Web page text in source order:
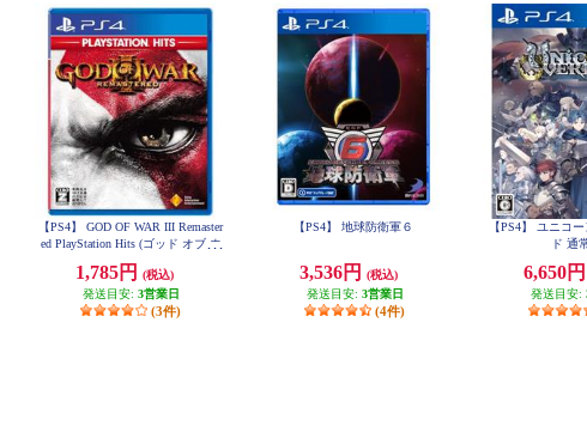
【PS4】 GOD OF WAR III Remaster
ed PlayStation Hits (ゴッド オブ ウ
1,785円
(税込)
発送目安: 3営業日
(3件)
【PS4】 地球防衛軍６
3,536円
(税込)
発送目安: 3営業日
(4件)
【PS4】 ユニコ
ド 通
6,650円
発送目安: